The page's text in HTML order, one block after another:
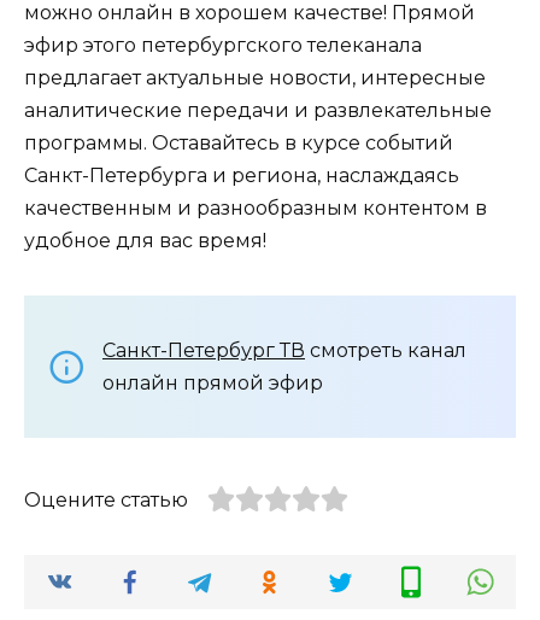
можно онлайн в хорошем качестве! Прямой
эфир этого петербургского телеканала
предлагает актуальные новости, интересные
аналитические передачи и развлекательные
программы. Оставайтесь в курсе событий
Санкт-Петербурга и региона, наслаждаясь
качественным и разнообразным контентом в
удобное для вас время!
Санкт-Петербург ТВ смотреть канал
онлайн прямой эфир
Оцените статью